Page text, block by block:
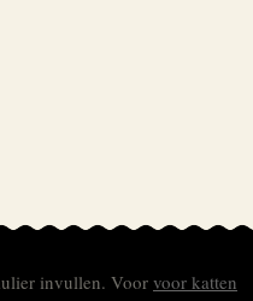
invullen. Voor voor katten